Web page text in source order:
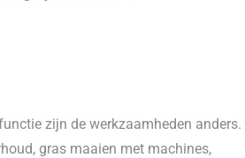
zijn de werkzaamheden anders.
gras maaien met machines,